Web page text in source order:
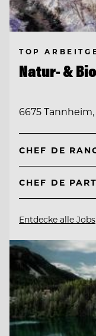
TOP
Natur- &
6675
CHEF DE
CHEF DE
Entdecke alle Jobs